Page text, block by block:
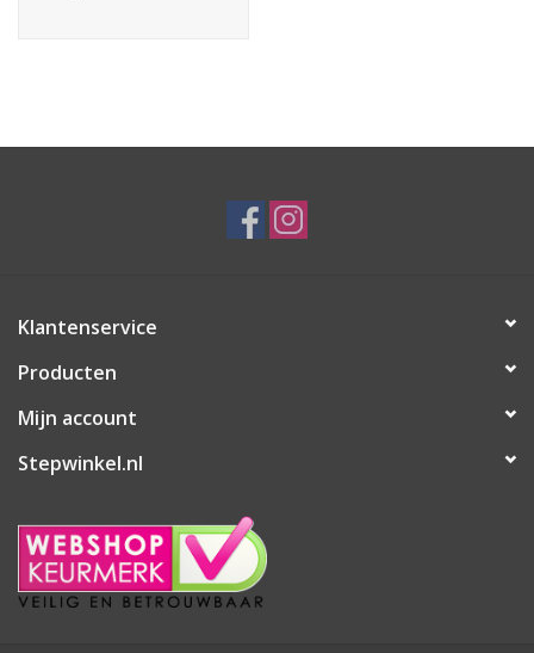
Klantenservice
Producten
Mijn account
Stepwinkel.nl